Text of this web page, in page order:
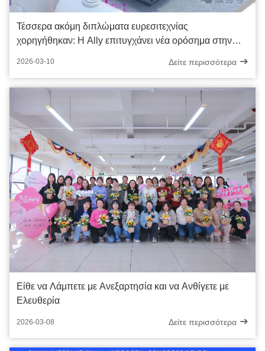
Τέσσερα ακόμη διπλώματα ευρεσιτεχνίας
χορηγήθηκαν: Η Ally επιτυγχάνει νέα ορόσημα στην
2026-03-10 Δείτε περισσότερα
Είθε να Λάμπετε με Ανεξαρτησία και να Ανθίγετε με
Ελευθερία
2026-03-08 Δείτε περισσότερα